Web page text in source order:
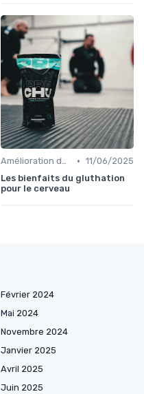
Amélioration de l'humeur • 11/06/2025
Les bienfaits du gluthation
pour le cerveau
Février 2024
Mai 2024
Novembre 2024
Janvier 2025
Avril 2025
Juin 2025